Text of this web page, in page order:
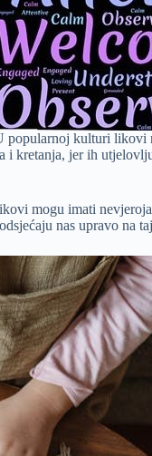
kulturi likovi
kretanja, jer ih
mogu imati
nas upravo